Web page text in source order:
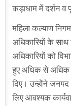
कड़ाधाम में दर्शन व
महिला कल्याण
अधिकारियों के साथ
अधिकारियों को
हुए अधिक से अधिक
दिए। उन्होंने जनपद
लिए आवश्यक